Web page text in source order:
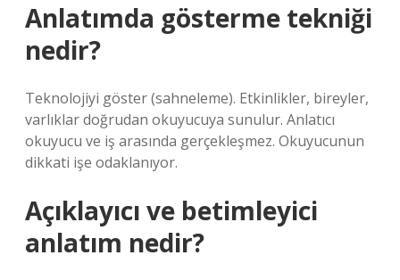
Anlatımda gösterme tekniği
nedir?
Teknolojiyi göster (sahneleme). Etkinlikler, bireyler,
varlıklar doğrudan okuyucuya sunulur. Anlatıcı
okuyucu ve iş arasında gerçekleşmez. Okuyucunun
dikkati işe odaklanıyor.
Açıklayıcı ve betimleyici
anlatım nedir?